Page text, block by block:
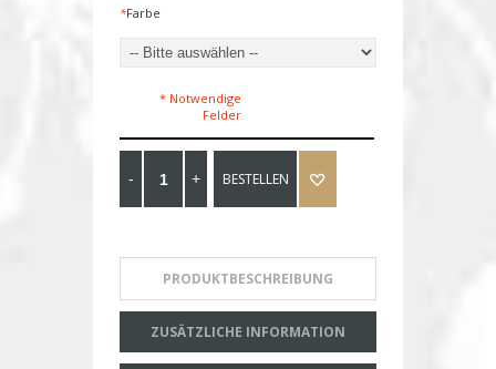
*Farbe
* Notwendige
Felder
BESTELLEN
PRODUKTBESCHREIBUNG
ZUSÄTZLICHE INFORMATION